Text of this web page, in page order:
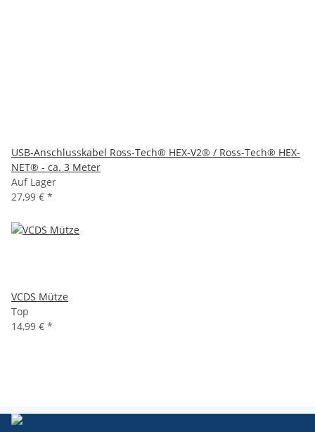
USB-Anschlusskabel Ross-Tech® HEX-V2® / Ross-Tech® HEX-
NET® - ca. 3 Meter
Auf Lager
27,99 € *
VCDS Mütze
Top
14,99 € *